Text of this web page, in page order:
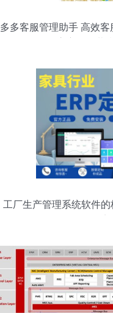
多多客服管理助手 高效
工厂生产管理系统软件